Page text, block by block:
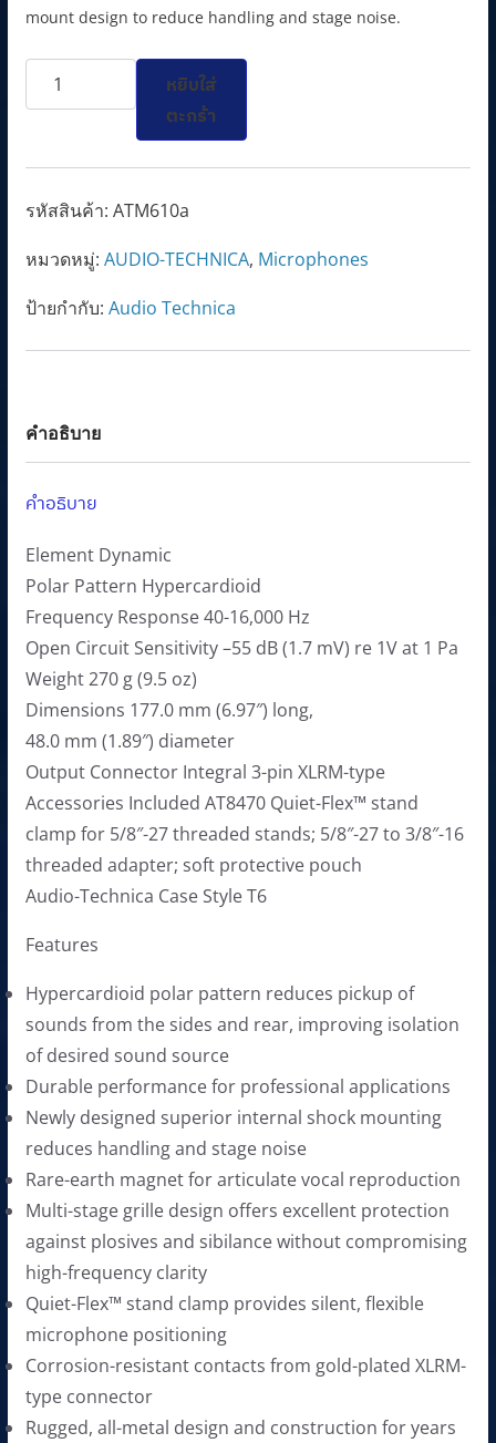
a
r
c
a
5
0
.
t
i
e
:
5
.
0
mount design to reduce handling and stage noise.
จำนวน
ATM610a
Dynamic
Handheld
ชิ้น
หยิบใส่
ตะกร้า
รหัสสินค้า: ATM610a
หมวดหมู่: AUDIO-TECHNICA, Microphones
ป้ายกำกับ: Audio Technica
คำอธิบาย
คำอธิบาย
Element Dynamic
Polar Pattern Hypercardioid
Frequency Response 40-16,000 Hz
Open Circuit Sensitivity –55 dB (1.7 mV) re 1V at 1 Pa
Weight 270 g (9.5 oz)
Dimensions 177.0 mm (6.97″) long,
48.0 mm (1.89″) diameter
Output Connector Integral 3-pin XLRM-type
Accessories Included AT8470 Quiet-Flex™ stand
clamp for 5/8″-27 threaded stands; 5/8″-27 to 3/8″-16
threaded adapter; soft protective pouch
Audio-Technica Case Style T6
Features
Hypercardioid polar pattern reduces pickup of
sounds from the sides and rear, improving isolation
of desired sound source
Durable performance for professional applications
Newly designed superior internal shock mounting
reduces handling and stage noise
Rare-earth magnet for articulate vocal reproduction
Multi-stage grille design offers excellent protection
against plosives and sibilance without compromising
high-frequency clarity
Quiet-Flex™ stand clamp provides silent, flexible
microphone positioning
Corrosion-resistant contacts from gold-plated XLRM-
type connector
Rugged, all-metal design and construction for years